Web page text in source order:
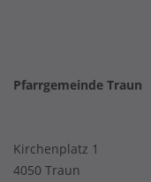
Pfarrgemeinde Traun
Kirchenplatz 1
4050 Traun